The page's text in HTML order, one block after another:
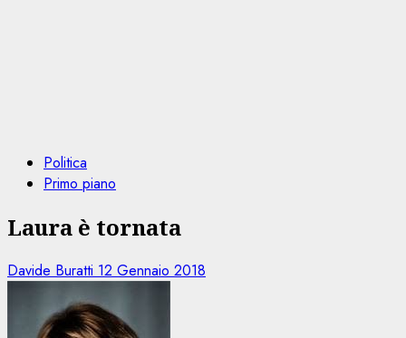
Politica
Primo piano
Laura è tornata
Davide Buratti 12 Gennaio 2018